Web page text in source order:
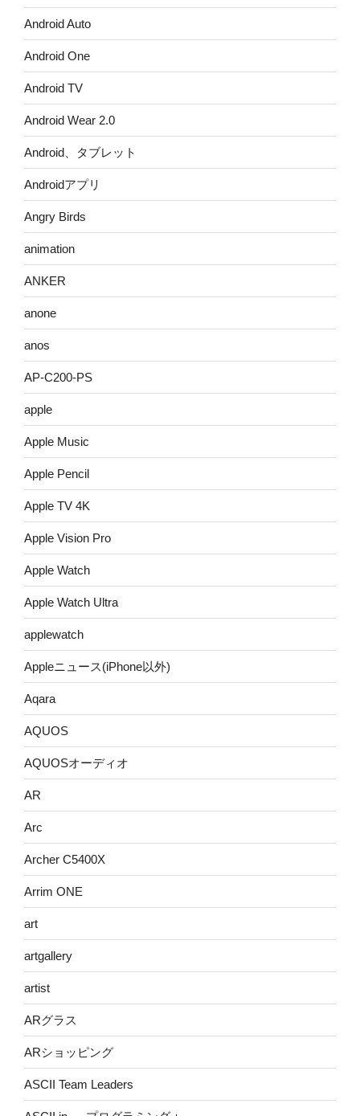
Android Auto
Android One
Android TV
Android Wear 2.0
Android、タブレット
Androidアプリ
Angry Birds
animation
ANKER
anone
anos
AP-C200-PS
apple
Apple Music
Apple Pencil
Apple TV 4K
Apple Vision Pro
Apple Watch
Apple Watch Ultra
applewatch
Appleニュース(iPhone以外)
Aqara
AQUOS
AQUOSオーディオ
AR
Arc
Archer C5400X
Arrim ONE
art
artgallery
artist
ARグラス
ARショッピング
ASCII Team Leaders